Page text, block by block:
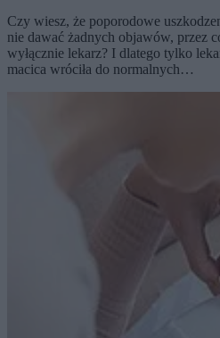
Czy wiesz, że poporodowe
nie dawać żadnych objawów, przez
wyłącznie lekarz? I dlatego tylko
macica wróciła do normalnych…